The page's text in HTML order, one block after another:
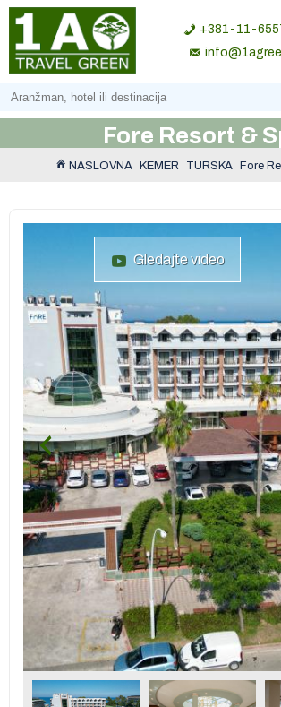
+381-11-
Fore Resort &
NASLOVNA KEMER TURSKA Fore
Gledajte video